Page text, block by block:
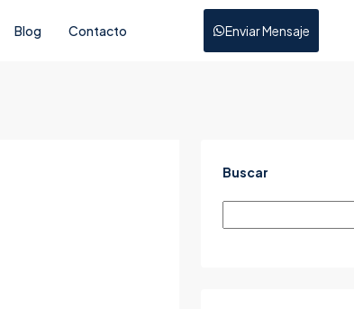
Blog Contacto Enviar Mensaje
Buscar